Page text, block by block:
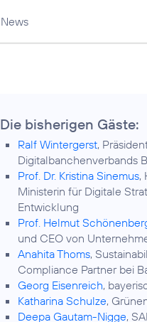
News
Die bisherigen Gäste:
Ralf Wintergerst,
Digitalbanchenverbands
Prof. Dr. Kristina Sinemus,
Ministerin für Digitale
Entwicklung
Prof. Helmut
und CEO von
Anahita Thoms,
Compliance Partner bei
Georg Eisenreich,
Katharina Schulze,
Deepa Gautam-Nigge,